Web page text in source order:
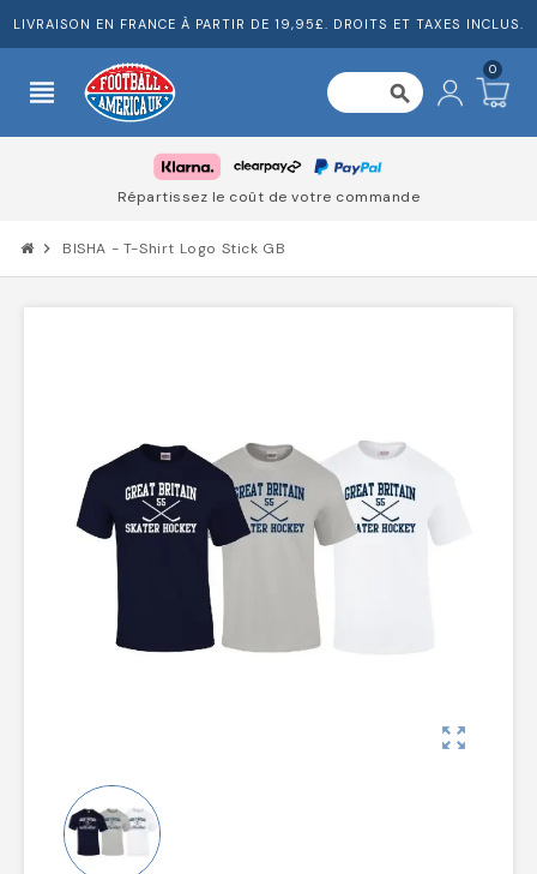
LIVRAISON EN FRANCE À PARTIR DE 19,95£. DROITS ET TAXES INCLUS.
view_headline search
0
Répartissez le coût de votre commande
chevron_right BISHA - T-Shirt Logo Stick GB
zoom_out_map